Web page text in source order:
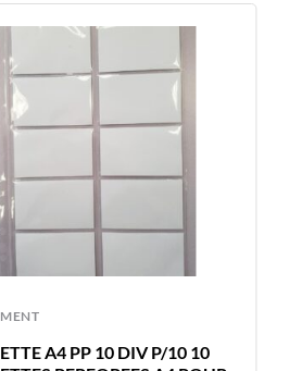
A4 PP 10 DIV P/10 10